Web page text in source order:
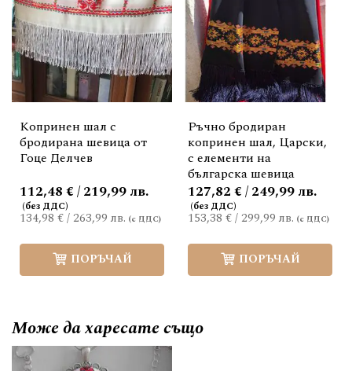
Копринен шал с
бродирана шевица от
Гоце Делчев
134,98 €/263,99 лв.
112,48 € / 219,99 лв.
ПОРЪЧАЙ
Ръчно бродиран
копринен шал, Царски,
с елементи на
българска шевица
153,38 €/299,99 лв.
127,82 € / 249,99 лв.
ПОРЪЧАЙ
Може дахаресате също